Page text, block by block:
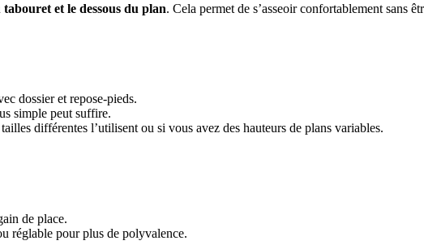
tabouret et le dessous du plan. Cela permet de s’asseoir confortablement sans
dossier et repose-pieds.
simple peut suffire.
différentes l’utilisent ou si vous avez des hauteurs de plans variables.
de place.
réglable pour plus de polyvalence.